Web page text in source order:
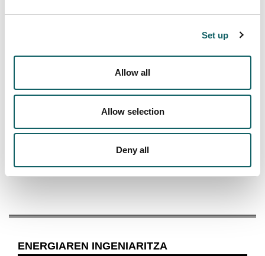
Set up
Allow all
Allow selection
Deny all
Mexiko
Txekiar Errepublika
ENERGIAREN INGENIARITZA